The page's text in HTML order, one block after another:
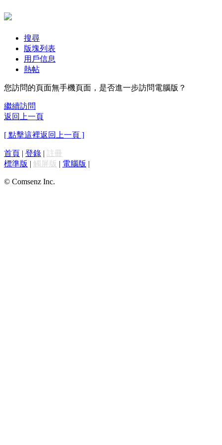
搜尋
版塊列表
用戶信息
熱帖
您訪問的頁面無手機頁面，是否進一步訪問電腦版？
繼續訪問
返回上一頁
[ 點擊這裡返回上一頁 ]
首頁 | 登錄 | 註冊
標準版 | 觸屏版 | 電腦版 |
© Comsenz Inc.